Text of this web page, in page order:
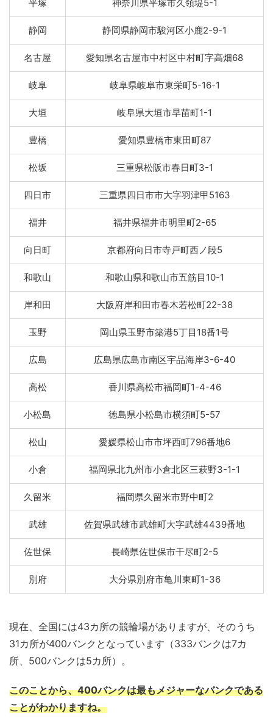
平塚 神奈川県平塚市久領堤5-1
静岡 静岡県静岡市駿河区小鹿2-9-1
名古屋 愛知県名古屋市中村区中村町字高畑68
岐阜 岐阜県岐阜市東栄町5-16-1
大垣 岐阜県大垣市早苗町1-1
豊橋 愛知県豊橋市東田町87
松坂 三重県松阪市春日町3-1
四日市 三重県四日市市大字羽津甲5163
福井 福井県福井市明里町2-65
向日町 京都府向日市寺戸町西ノ段5
和歌山 和歌山県和歌山市五筋目10-1
岸和田 大阪府岸和田市春木若松町22-38
玉野 岡山県玉野市築港5丁目18番1号
広島 広島県広島市南区宇品海岸3-6-40
高松 香川県高松市福岡町1-4-46
小松島 徳島県小松島市横須町5-57
松山 愛媛県松山市市坪西町796番地6
小倉 福岡県北九州市小倉北区三萩野3-1-1
久留米 福岡県久留米市野中町2
武雄 佐賀県武雄市武雄町大字武雄4439番地
佐世保 長崎県佐世保市干尽町2-5
別府 大分県別府市亀川東町1-36
現在、全国には43カ所の競輪場がありますが、そのうち
31カ所が400バンクとなっています（333バンクは7カ
所、500バンクは5カ所）。
このことから、400バンクは最もメジャーなバンクである
ことがわかりますね。